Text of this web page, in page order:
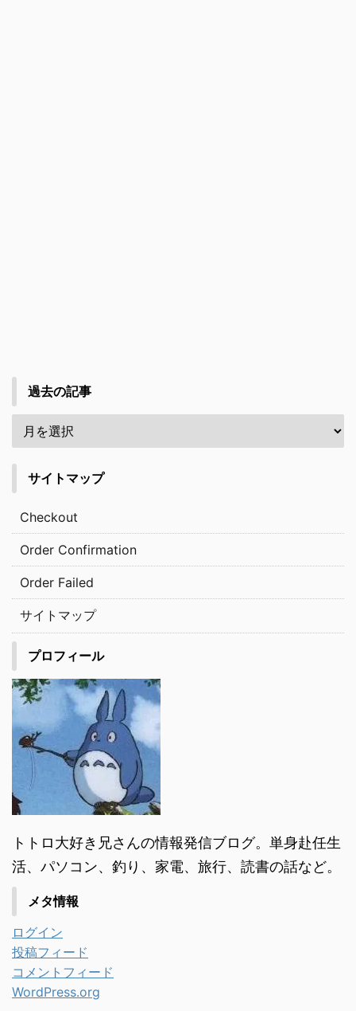
過去の記事
サイトマップ
Checkout
Order Confirmation
Order Failed
サイトマップ
プロフィール
トトロ大好き兄さんの情報発信ブログ。単身赴任生
活、パソコン、釣り、家電、旅行、読書の話など。
メタ情報
ログイン
投稿フィード
コメントフィード
WordPress.org